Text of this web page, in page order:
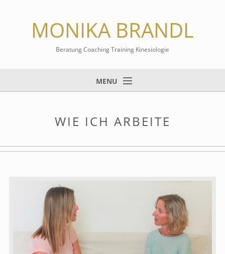
MONIKA BRANDL
Beratung Coaching Training Kinesiologie
MENU
Beratung & CoachingWIE ICH ARBEITE